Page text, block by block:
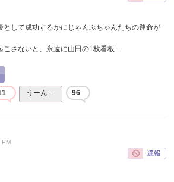
として成功するかにじゃんぷちゃんたちの運命が
こさないと、永遠に山田の1枚看板…
うーん… 96
PM